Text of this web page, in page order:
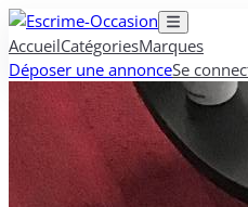
AccueilCatégoriesMarques
Déposer une annonceSe